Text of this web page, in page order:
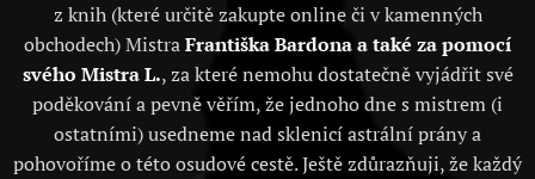
z knih (které určitě zakupte online či v kamenných
obchodech) MistraFrantiška Bardona a také za pomocí
svého Mistra L., za které nemohu dostatečně vyjádřit své
poděkování a pevně věřím, že jednoho dne s mistrem (i
ostatními) usedneme nad sklenicí astrální prány a
pohovoříme o této osudové cestě. Ještě zdůrazňuji, že každý